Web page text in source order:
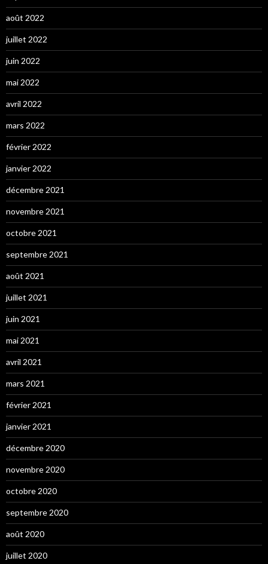
août 2022
juillet 2022
juin 2022
mai 2022
avril 2022
mars 2022
février 2022
janvier 2022
décembre 2021
novembre 2021
octobre 2021
septembre 2021
août 2021
juillet 2021
juin 2021
mai 2021
avril 2021
mars 2021
février 2021
janvier 2021
décembre 2020
novembre 2020
octobre 2020
septembre 2020
août 2020
juillet 2020